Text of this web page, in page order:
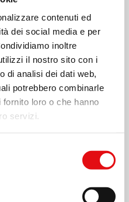
contenuti ed
dei social media e per
inoltre
il nostro sito con i
di analisi dei dati web,
potrebbero combinarle
loro o che hanno
servizi.